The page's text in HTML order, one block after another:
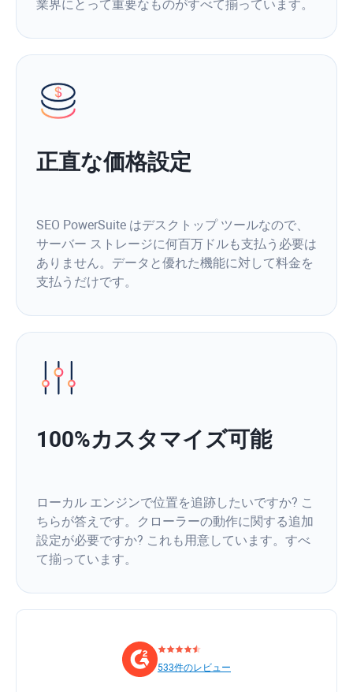
業界にとって重要なものがすべて揃っています。
正直な価格設定
SEO PowerSuite はデスクトップ ツールなので、
サーバー ストレージに何百万ドルも支払う必要は
ありません。データと優れた機能に対して料金を
支払うだけです。
100%カスタマイズ可能
ローカル エンジンで位置を追跡したいですか? こ
ちらが答えです。クローラーの動作に関する追加
設定が必要ですか? これも用意しています。すべ
て揃っています。
533件のレビュー